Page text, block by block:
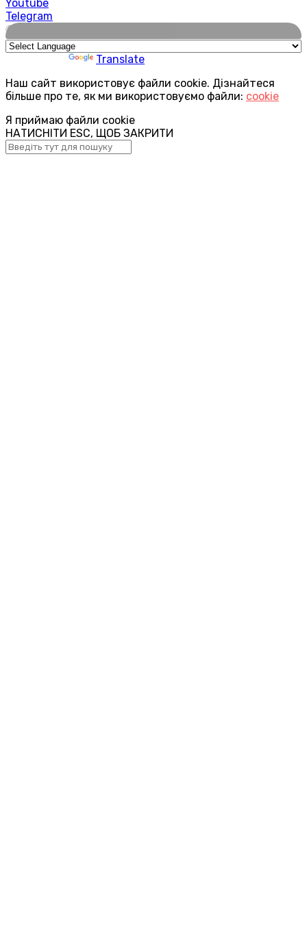
Youtube
Telegram
🌍
Translate
Наш сайт використовує файли cookie. Дізнайтеся
більше про те, як ми використовуємо файли: cookie
Я приймаю файли cookie
НАТИСНІТИ ESC, ЩОБ ЗАКРИТИ